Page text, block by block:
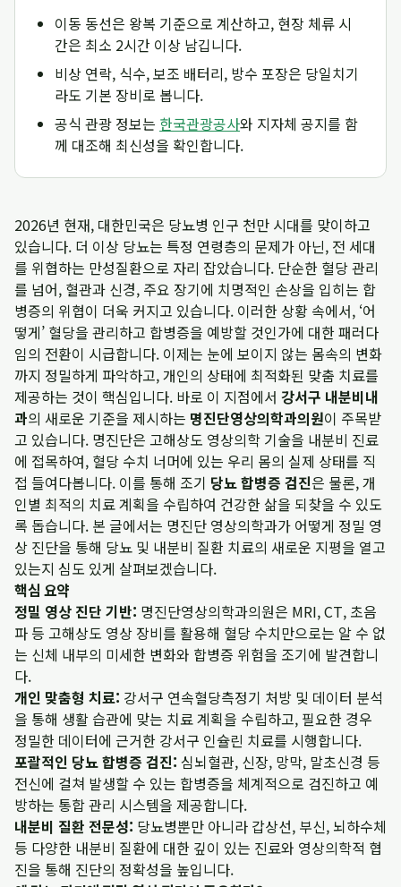
이동 동선은 왕복 기준으로 계산하고, 현장 체류 시
간은 최소 2시간 이상 남깁니다.
비상 연락, 식수, 보조 배터리, 방수 포장은 당일치기
라도 기본 장비로 봅니다.
공식 관광 정보는 한국관광공사와 지자체 공지를 함
께 대조해 최신성을 확인합니다.
2026년 현재, 대한민국은 당뇨병 인구 천만 시대를 맞이하고
있습니다. 더 이상 당뇨는 특정 연령층의 문제가 아닌, 전 세대
를 위협하는 만성질환으로 자리 잡았습니다. 단순한 혈당 관리
를 넘어, 혈관과 신경, 주요 장기에 치명적인 손상을 입히는 합
병증의 위협이 더욱 커지고 있습니다. 이러한 상황 속에서, ‘어
떻게’ 혈당을 관리하고 합병증을 예방할 것인가에 대한 패러다
임의 전환이 시급합니다. 이제는 눈에 보이지 않는 몸속의 변화
까지 정밀하게 파악하고, 개인의 상태에 최적화된 맞춤 치료를
제공하는 것이 핵심입니다. 바로 이 지점에서 강서구 내분비내
과의 새로운 기준을 제시하는 명진단영상의학과의원이 주목받
고 있습니다. 명진단은 고해상도 영상의학 기술을 내분비 진료
에 접목하여, 혈당 수치 너머에 있는 우리 몸의 실제 상태를 직
접 들여다봅니다. 이를 통해 조기 당뇨 합병증 검진은 물론, 개
인별 최적의 치료 계획을 수립하여 건강한 삶을 되찾을 수 있도
록 돕습니다. 본 글에서는 명진단 영상의학과가 어떻게 정밀 영
상 진단을 통해 당뇨 및 내분비 질환 치료의 새로운 지평을 열고
있는지 심도 있게 살펴보겠습니다.
핵심 요약
정밀 영상 진단 기반: 명진단영상의학과의원은 MRI, CT, 초음
파 등 고해상도 영상 장비를 활용해 혈당 수치만으로는 알 수 없
는 신체 내부의 미세한 변화와 합병증 위험을 조기에 발견합니
다.
개인 맞춤형 치료: 강서구 연속혈당측정기 처방 및 데이터 분석
을 통해 생활 습관에 맞는 치료 계획을 수립하고, 필요한 경우
정밀한 데이터에 근거한 강서구 인슐린 치료를 시행합니다.
포괄적인 당뇨 합병증 검진: 심뇌혈관, 신장, 망막, 말초신경 등
전신에 걸쳐 발생할 수 있는 합병증을 체계적으로 검진하고 예
방하는 통합 관리 시스템을 제공합니다.
내분비 질환 전문성: 당뇨병뿐만 아니라 갑상선, 부신, 뇌하수체
등 다양한 내분비 질환에 대한 깊이 있는 진료와 영상의학적 협
진을 통해 진단의 정확성을 높입니다.